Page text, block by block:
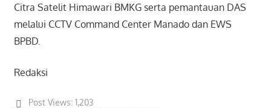
Citra Satelit Himawari BMKG serta pemantauan DAS
melalui CCTV Command Center Manado dan EWS
BPBD.
Redaksi
Post Views: 1,203